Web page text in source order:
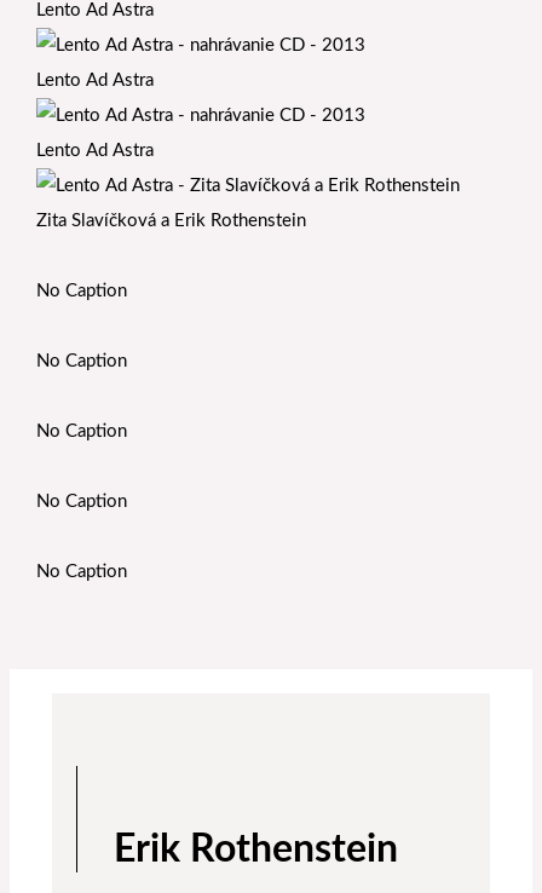
Lento Ad Astra
Lento Ad Astra
Lento Ad Astra
Zita Slavíčková a Erik Rothenstein
No Caption
No Caption
No Caption
No Caption
No Caption
Erik Rothenstein